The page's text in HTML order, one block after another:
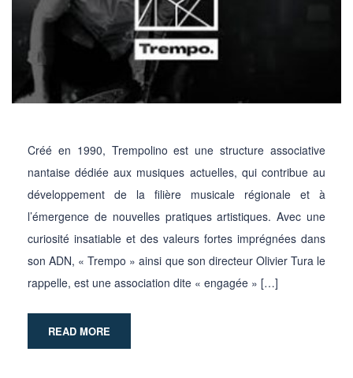
Créé en 1990, Trempolino est une structure associative
nantaise dédiée aux musiques actuelles, qui contribue au
développement de la filière musicale régionale et à
l’émergence de nouvelles pratiques artistiques. Avec une
curiosité insatiable et des valeurs fortes imprégnées dans
son ADN, « Trempo » ainsi que son directeur Olivier Tura le
rappelle, est une association dite « engagée » […]
READ MORE